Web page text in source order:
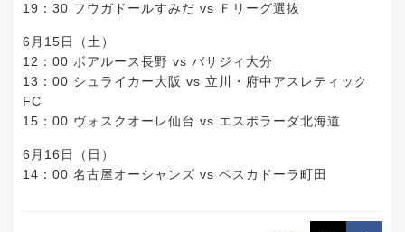
19：30 フウガドールすみだ vs Ｆリーグ選抜
6月15日（土）
12：00 ボアルース長野 vs バサジィ大分
13：00 シュライカー大阪 vs 立川・府中アスレティック
FC
15：00 ヴォスクオーレ仙台 vs エスポラーダ北海道
6月16日（日）
14：00 名古屋オーシャンズ vs ペスカドーラ町田